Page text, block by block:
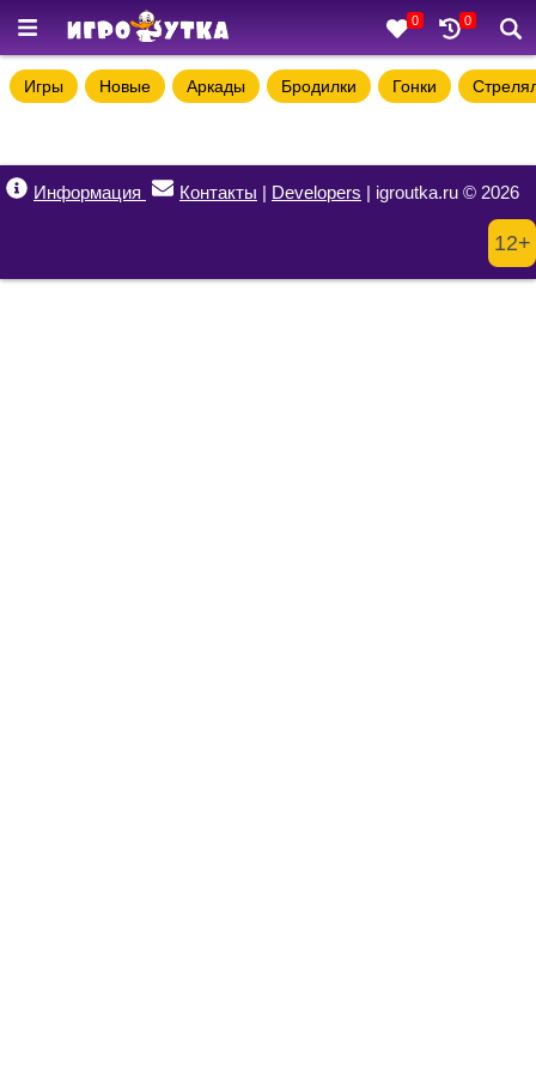
0 0
Игры Новые Аркады Бродилки Гонки
Информация Контакты | Developers | igroutka.ru © 2026
12+